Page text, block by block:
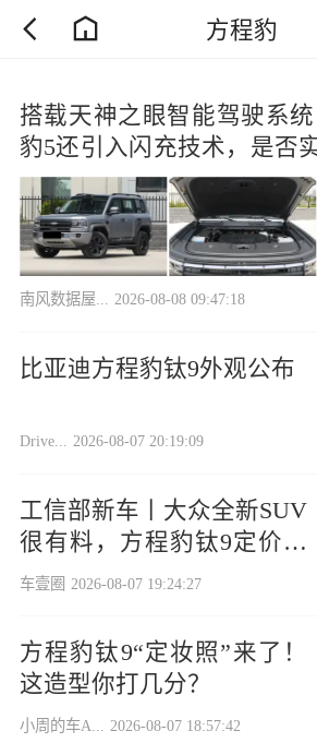
方程豹
搭载天神之眼智能驾驶系
豹5还引入闪充技术，是否
面无短板？
南风数据屋... 2026-08-08 09:47:18
比亚迪方程豹钛9外观公布
Drive... 2026-08-07 20:19:09
工信部新车丨大众全新SUV
很有料，方程豹钛9定价很
关键
车壹圈 2026-08-07 19:24:27
方程豹钛9“定妆照”来了！
这造型你打几分？
小周的车A... 2026-08-07 18:57:42